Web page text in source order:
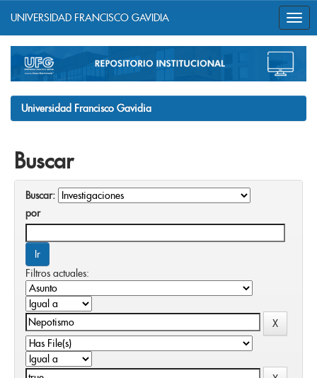
navigation
UNIVERSIDAD FRANCISCO GAVIDIA
Universidad Francisco Gavidia
Buscar
Buscar:
por
Filtros actuales: